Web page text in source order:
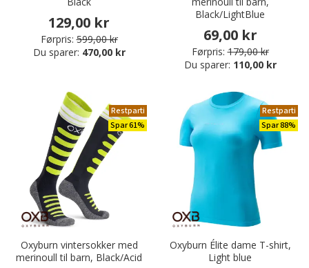
129,00 kr
Førpris: 599,00 kr
Du sparer: 470,00 kr
Black/LightBlue
69,00 kr
Førpris: 179,00 kr
Du sparer: 110,00 kr
Restparti
Spar 61%
Oxyburn vintersokker med
merinoull til barn, Black/Acid
Restparti
Spar 88%
Oxyburn Élite dame T-shirt,
Light blue